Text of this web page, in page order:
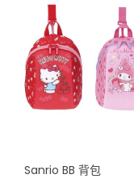
Sanrio BB 背包